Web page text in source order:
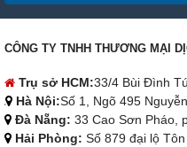
CÔNG TY TNHH THƯƠNG MẠI
Trụ sở HCM:33/4 Bùi Đình
Hà Nội:Số 1, Ngõ 495
Đà Nẵng: 33 Cao Sơn Pháo,
Hải Phòng: Số 879 đại lộ